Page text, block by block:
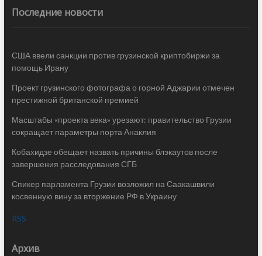
Последние новости
США ввели санкции против грузинской криптобиржи за
помощь Ирану
Проект грузинского фотографа о горной Аджарии отмечен
престижной британской премией
Масштабы «проекта века» урезают: правительство Грузии
сокращает параметры порта Анаклия
Кобахидзе обещает назвать причины блэкаутов после
завершения расследования СГБ
Спикер парламента Грузии возложил на Саакашвили
косвенную вину за вторжение РФ в Украину
RSS
Архив